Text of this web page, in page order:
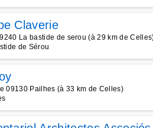
Claverie
La bastide de serou (à 29 km de
de Sérou
09130 Pailhes (à 33 km de Celles)